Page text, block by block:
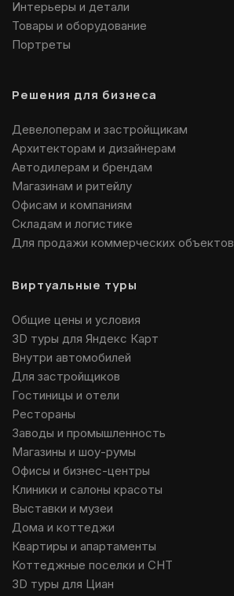
Интерьеры и детали
Товары и оборудование
Портреты
Решения для бизнеса
Девелоперам и застройщикам
Архитекторам и дизайнерам
Автодилерам и брендам
Магазинам и ритейлу
Офисам и компаниям
Складам и логистике
Для продажи коммерческих объектов
Виртуальные туры
Общие цены и условия
3D туры для Яндекс Карт
Внутри автомобилей
Для застройщиков
Гостиницы и отели
Рестораны
Заводы и промышленность
Магазины и шоу-румы
Офисы и бизнес-центры
Клиники и салоны красоты
Выставки и музеи
Дома и коттеджи
Квартиры и апартаменты
Коттеджные поселки и СНТ
3D туры для Циан